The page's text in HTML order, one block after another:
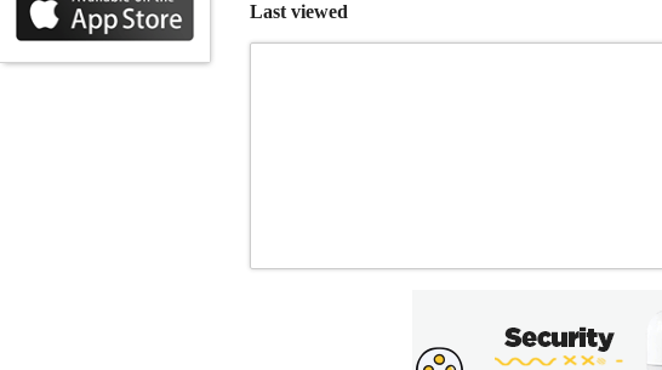
Last viewed
ΠΑΝΤΕΛΟΝΑΚΙΑ •BABYFACE στην κατηγορία
μοντέρνο και άνετο παντελονάκι! Κλείνει με
BABYFACE. Η ύφανσή του είναι 100% βαμβάκι. •